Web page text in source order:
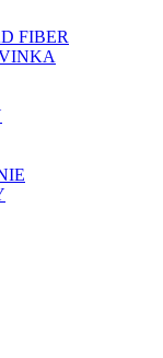
FIBER